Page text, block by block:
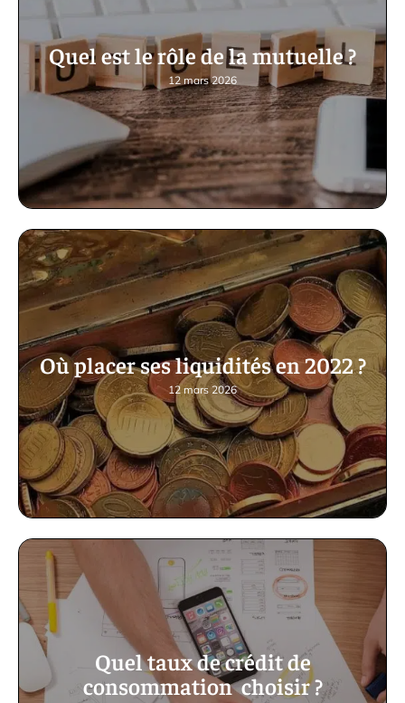
Quel est le rôle de la mutuelle ?
12 mars 2026
Où placer ses liquidités en 2022 ?
12 mars 2026
Quel taux de crédit de
consommation choisir ?